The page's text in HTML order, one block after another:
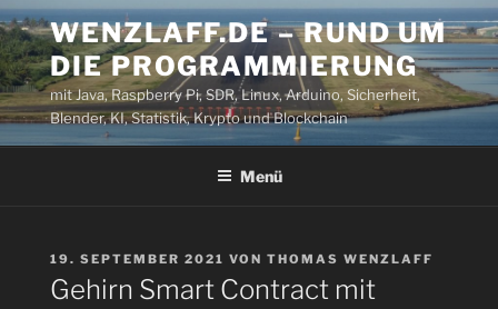
Zum
Inhalt
springen
WENZLAFF.DE – RUND UM
DIE PROGRAMMIERUNG
mit Java, Raspberry Pi, SDR, Linux, Arduino, Sicherheit,
Blender, KI, Statistik, Krypto und Blockchain
Menü
VERÖFFENTLICHT
AM
19. SEPTEMBER 2021 VON THOMAS WENZLAFF
Gehirn Smart Contract mit